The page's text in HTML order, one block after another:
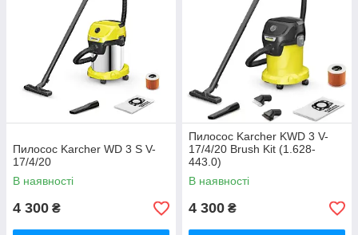
Пилосос Karcher WD 3 S V-
17/4/20
В наявності
4 300 ₴
Пилосос Karcher KWD 3 V-
17/4/20 Brush Kit (1.628-
443.0)
В наявності
4 300 ₴